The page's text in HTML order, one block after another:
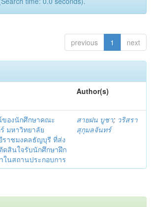
previous 1 next
Author(s)
องนักศึกษาคณะ
มหาวิทยาลัย
ราชมงคลธัญบุรี ที่ส่ง
ดสินใจรับนักศึกษาฝึก
ในสถานประกอบการ
สายฝน บูชา; วริสรา
สุกุมลจันทร์